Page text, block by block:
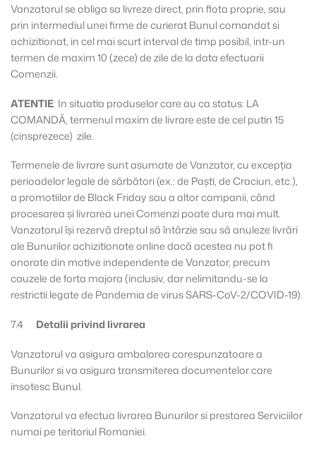
Vanzatorul se obliga sa livreze direct, prin flota proprie, sau
prin intermediul unei firme de curierat Bunul comandat si
achizitionat, in cel mai scurt interval de timp posibil, intr-un
termen de maxim 10 (zece) de zile de la data efectuarii
Comenzii.
ATENTIE: In situatia produselor care au ca status: LA
COMANDĂ, termenul maxim de livrare este de cel putin 15
(cinsprezece) zile.
Termenele de livrare sunt asumate de Vanzator, cu excepţia
perioadelor legale de sărbători (ex.: de Paşti, de Craciun, etc.),
a promotiilor de Black Friday sau a altor campanii, când
procesarea şi livrarea unei Comenzi poate dura mai mult.
Vanzatorul își rezervă dreptul să întârzie sau să anuleze livrări
ale Bunurilor achizitionate online dacă acestea nu pot fi
onorate din motive independente de Vanzator, precum
cauzele de forta majora (inclusiv, dar nelimitandu-se la
restrictii legate de Pandemia de virus SARS-CoV-2/COVID-19).
7.4 Detalii privind livrarea
Vanzatorul va asigura ambalarea corespunzatoare a
Bunurilor si va asigura transmiterea documentelor care
insotesc Bunul.
Vanzatorul va efectua livrarea Bunurilor si prestarea Serviciilor
numai pe teritoriul Romaniei.